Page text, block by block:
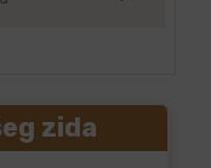
zida